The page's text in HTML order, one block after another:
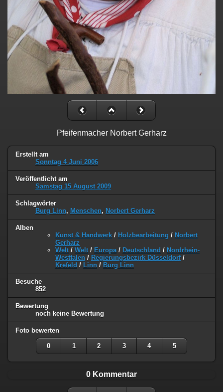
Pfeifenmacher Norbert Gerharz
Erstellt am
Sonntag 4 Juni 2006
Veröffentlicht am
Samstag 15 August 2009
Schlagwörter
Burg Linn, Menschen, Norbert Gerharz
Alben
Kunst & Handwerk / Holzbearbeitung / Norbert
Gerharz
Welt / Welt / Europa / Deutschland / Nordrhein-
Westfalen / Regierungsbezirk Düsseldorf/
Krefeld / Linn / Burg Linn
Besuche
852
Bewertung
noch keine Bewertung
Foto bewerten
0 1 2 3 4 5
0 Kommentar